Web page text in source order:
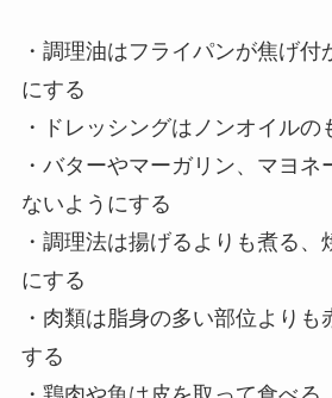
・調理油はフライパンが焦げ
にする
・ドレッシングはノンオイルの
・バターやマーガリン、マヨネ
ないようにする
・調理法は揚げるよりも煮る、
にする
・肉類は脂身の多い部位よりも
する